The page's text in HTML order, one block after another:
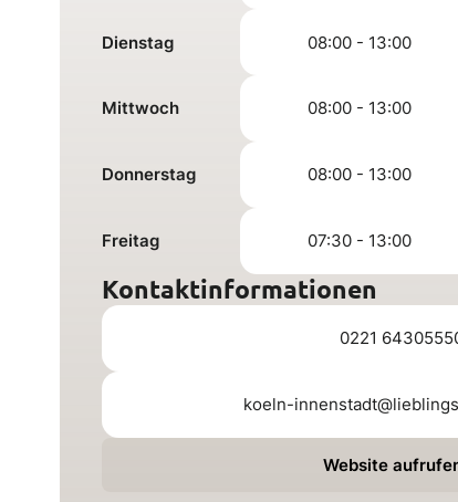
Dienstag 08:00 - 13:00
Mittwoch 08:00 - 13:00
Donnerstag 08:00 - 13:00
Freitag 07:30 - 13:00
Kontaktinformationen
0221
koeln-
Website